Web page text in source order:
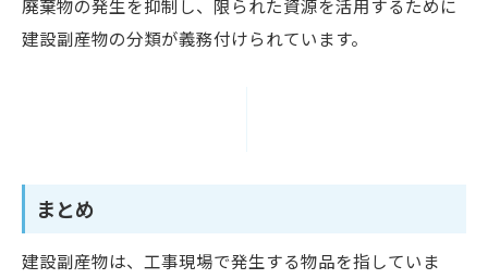
廃棄物の発生を抑制し、限られた資源を活用するために
建設副産物の分類が義務付けられています。
まとめ
建設副産物は、工事現場で発生する物品を指していま